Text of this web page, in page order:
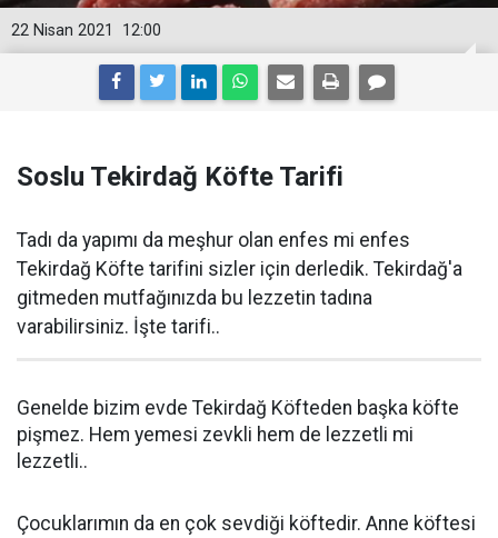
12:00
22 Nisan 2021
Soslu Tekirdağ Köfte Tarifi
Tadı da yapımı da meşhur olan enfes mi enfes
Tekirdağ Köfte tarifini sizler için derledik. Tekirdağ'a
gitmeden mutfağınızda bu lezzetin tadına
varabilirsiniz. İşte tarifi..
Genelde bizim evde Tekirdağ Köfteden başka köfte
pişmez. Hem yemesi zevkli hem de lezzetli mi
lezzetli..
Çocuklarımın da en çok sevdiği köftedir. Anne köftesi